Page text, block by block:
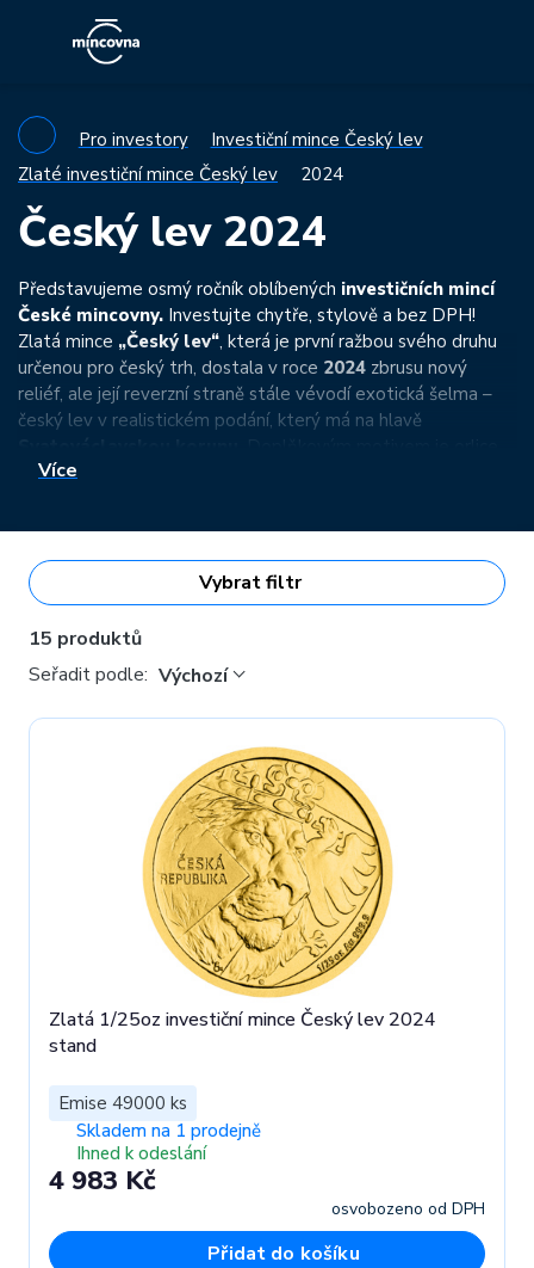
Pro investory
Investiční mince Český lev
Zlaté investiční mince Český lev
2024
Český lev 2024
Představujeme osmý ročník oblíbených investičních mincí
České mincovny. Investujte chytře, stylově a bez DPH!
Zlatá mince „Český lev“, která je první ražbou svého druhu
určenou pro český trh, dostala v roce 2024 zbrusu nový
reliéf, ale její reverzní straně stále vévodí exotická šelma –
český lev v realistickém podání, který má na hlavě
jež je syntézou svatováclavského, moravského a slezského
Více
Vybrat filtr
15 produktů
Seřadit podle: Výchozí
Zlatá 1/25oz investiční mince Český lev 2024
stand
Emise 49000 ks
Skladem na 1 prodejně
Ihned k odeslání
4 983 Kč
osvobozeno od DPH
Přidat do košíku